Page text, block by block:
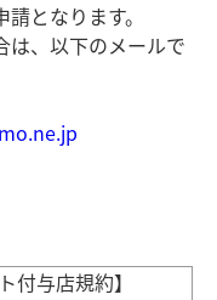
となります。
は、以下のメールで
付与店規約】